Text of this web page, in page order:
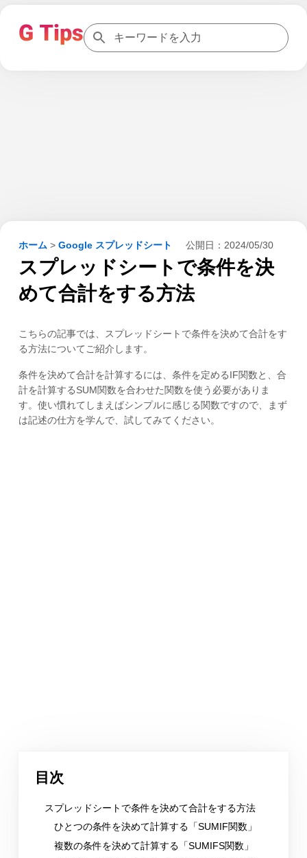
ホーム > Google スプレッドシート 公開日： 2024/05/30
スプレッドシートで条件を決
めて合計をする方法
こちらの記事では、スプレッドシートで条件を決めて合計をす
る方法についてご紹介します。
条件を決めて合計を計算するには、条件を定めるIF関数と、合
計を計算するSUM関数を合わせた関数を使う必要がありま
す。使い慣れてしまえばシンプルに感じる関数ですので、まず
は記述の仕方を学んで、試してみてください。
目次
スプレッドシートで条件を決めて合計をする方法
ひとつの条件を決めて計算する「SUMIF関数」
複数の条件を決めて計算する「SUMIFS関数」